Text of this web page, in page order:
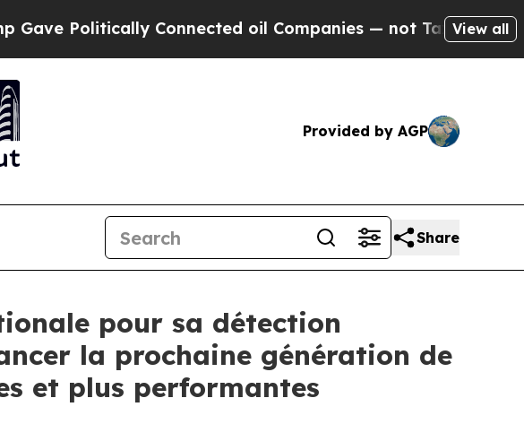
Connected oil Companies — not Taxpayers — theView all
Provided by AGP
Share
pour sa détection
la prochaine génération de
et plus performantes